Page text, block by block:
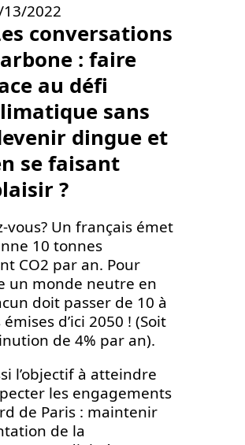
13/2022
conversations
: faire
au défi
sans
dingue et
se faisant
?
vous? Un français émet
10 tonnes
CO2 par an. Pour
un monde neutre en
doit passer de 10 à
d’ici 2050 ! (Soit
de 4% par an).
l’objectif à atteindre
les engagements
de Paris : maintenir
de la